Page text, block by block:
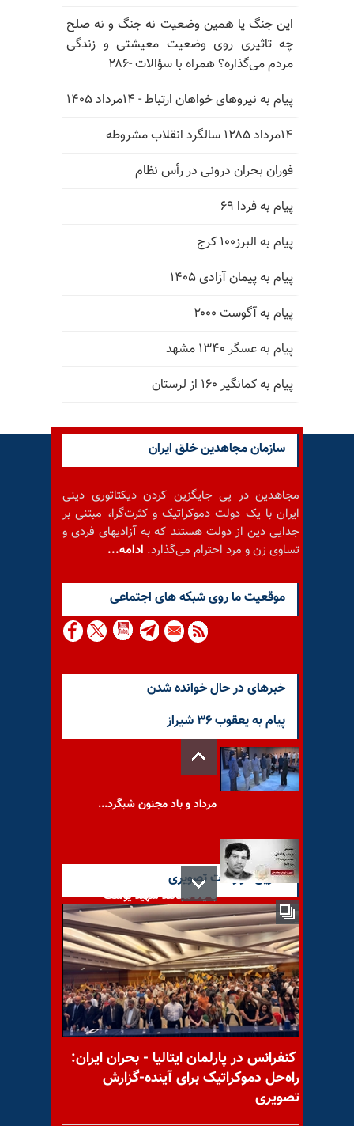
این جنگ یا همین وضعیت نه جنگ و نه صلح
چه تاثیری روی وضعیت معیشتی و زندگی
مردم می‌گذاره؟ همراه با سؤالات -۲۸۶
پیام به نیروهای خواهان ارتباط - ۱۴مرداد ۱۴۰۵
۱۴مرداد ۱۲۸۵ سالگرد انقلاب مشروطه
فوران بحران درونی در رأس نظام
پیام به فردا ۶۹
پیام به البرز۱۰۰ کرج
پیام به پیمان آزادی ۱۴۰۵
پیام به آگوست ۲۰۰۰
پیام به عسگر ۱۳۴۰ مشهد
پیام به کمانگیر ۱۶۰ از لرستان
سازمان مجاهدین خلق ایران
مجاهدین در پی جایگزین کردن دیکتاتوری دینی
ایران با یک دولت دموکراتیک و کثرت‌گرا، مبتنی بر
جدایی دین از دولت هستند که به آزادیهای فردی و
تساوی زن و مرد احترام می‌گذارد. ادامه...
موقعيت ما روى شبكه هاى اجتماعى
خبرهای در حال خوانده شدن
پیام به یعقوب ۳۶ شیراز
مرداد و باد مجنون شبگرد...
با یاد مجاهد شهید یوسف
راشدان
اهمیت اجلاس واشنگتن در
شرایط کنونی چیست؟ گفتگو با
صلاح عبدالله نژاد
آخرین گزارشات تصویری
کنفرانس در پارلمان ایتالیا - بحران ایران:
راه‌حل دموکراتیک برای آینده-گزارش
تصویری